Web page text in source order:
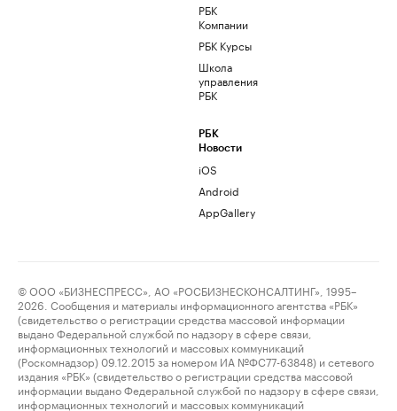
РБК
Компании
РБК Курсы
Школа
управления
РБК
РБК
Новости
iOS
Android
AppGallery
© ООО «БИЗНЕСПРЕСС», АО «РОСБИЗНЕСКОНСАЛТИНГ», 1995–
2026. Сообщения и материалы информационного агентства «РБК»
(свидетельство о регистрации средства массовой информации
выдано Федеральной службой по надзору в сфере связи,
информационных технологий и массовых коммуникаций
(Роскомнадзор) 09.12.2015 за номером ИА №ФС77-63848) и сетевого
издания «РБК» (свидетельство о регистрации средства массовой
информации выдано Федеральной службой по надзору в сфере связи,
информационных технологий и массовых коммуникаций